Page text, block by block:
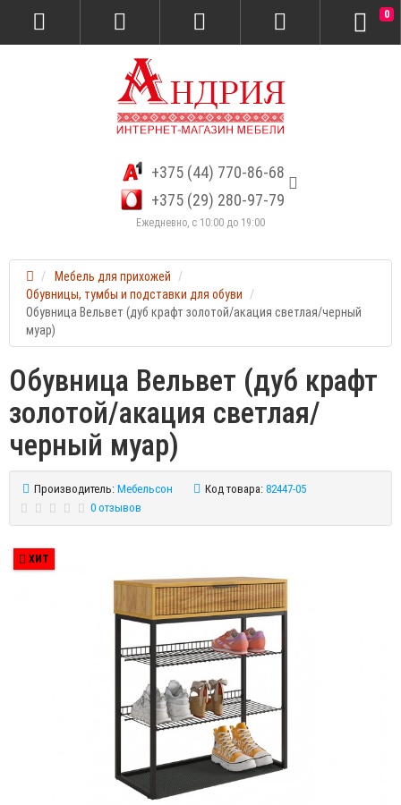
+375 (44) 770-86-68
+375 (29) 280-97-79
Ежедневно, с 10:00 до 19:00
0
Мебель для прихожей
Обувницы, тумбы и подставки для обуви
Обувница Вельвет (дуб крафт золотой/акация светлая/черный
муар)
Обувница Вельвет (дуб крафт
золотой/акация светлая/
черный муар)
Производитель: Мебельсон Код товара: 82447-05
0 отзывов
ХИТ